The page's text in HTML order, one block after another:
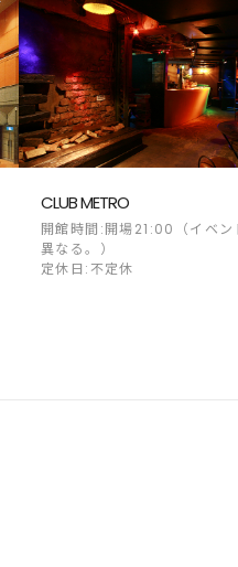
CLUB METRO
開館時間:開場21:00（イベン
異なる。）
定休日:不定休